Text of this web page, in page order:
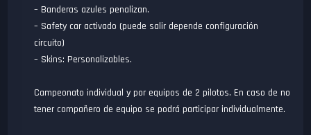
– Banderas azules penalizan.
– Safety car activado (puede salir depende configuración
circuito)
– Skins: Personalizables.
Campeonato individual y por equipos de 2 pilotos. En caso de no
tener compañero de equipo se podrá participar individualmente.